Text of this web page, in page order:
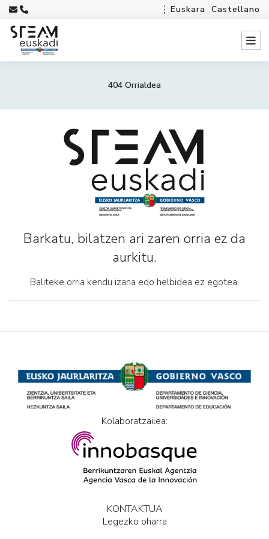
Euskara Castellano
404 Orrialdea
Barkatu, bilatzen ari zaren orria ez da
aurkitu.
Baliteke orria kendu izana edo helbidea ez egotea.
Kolaboratzailea:
KONTAKTUA
Legezko oharra